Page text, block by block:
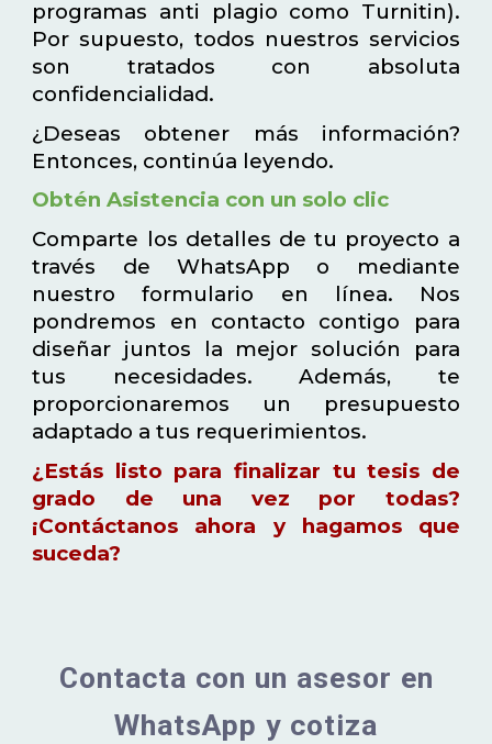
programas anti plagio como Turnitin).
Por supuesto, todos nuestros servicios
son tratados con absoluta
confidencialidad.
¿Deseas obtener más información?
Entonces, continúa leyendo.
Obtén Asistencia con un solo clic
Comparte los detalles de tu proyecto a
través de WhatsApp o mediante
nuestro formulario en línea. Nos
pondremos en contacto contigo para
diseñar juntos la mejor solución para
tus necesidades. Además, te
proporcionaremos un presupuesto
adaptado a tus requerimientos.
¿Estás listo para finalizar tu tesis de
grado de una vez por todas?
¡Contáctanos ahora y hagamos que
suceda?
Contacta con un asesor en
WhatsApp y cotiza